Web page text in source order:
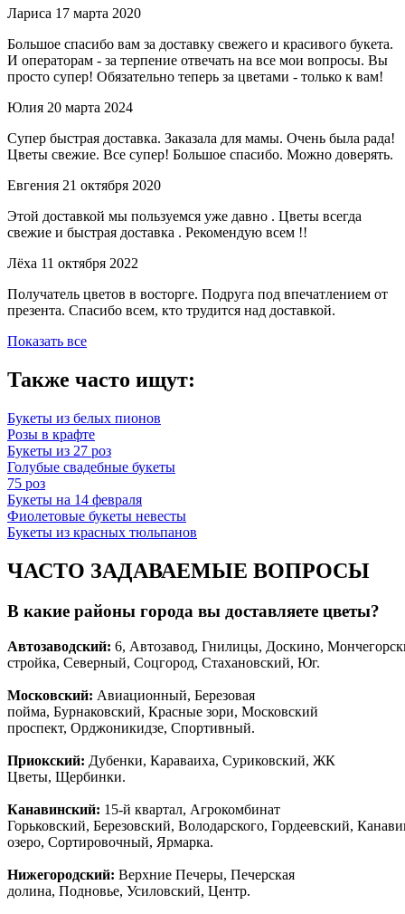
Лариса 17 марта 2020
Большое спасибо вам за доставку свежего и красивого букета.
И операторам - за терпение отвечать на все мои вопросы. Вы
просто супер! Обязательно теперь за цветами - только к вам!
Юлия 20 марта 2024
Супер быстрая доставка. Заказала для мамы. Очень была рада!
Цветы свежие. Все супер! Большое спасибо. Можно доверять.
Евгения 21 октября 2020
Этой доставкой мы пользуемся уже давно . Цветы всегда
свежие и быстрая доставка . Рекомендую всем !!
Лёха 11 октября 2022
Получатель цветов в восторге. Подруга под впечатлением от
презента. Спасибо всем, кто трудится над доставкой.
Показать все
Также часто ищут:
Букеты из белых пионов
Розы в крафте
Букеты из 27 роз
Голубые свадебные букеты
75 роз
Букеты на 14 февраля
Фиолетовые букеты невесты
Букеты из красных тюльпанов
ЧАСТО ЗАДАВАЕМЫЕ ВОПРОСЫ
В какие районы города вы доставляете цветы?
Автозаводский: 6, Автозавод, Гнилицы, Доскино,
стройка, Северный, Соцгород, Стахановский, Юг.
Московский: Авиационный, Березовая
пойма, Бурнаковский, Красные зори, Московский
проспект, Орджоникидзе, Спортивный.
Приокский: Дубенки, Караваиха, Суриковский, ЖК
Цветы, Щербинки.
Канавинский: 15-й квартал, Агрокомбинат
Горьковский, Березовский, Володарского, Гордеевский,
озеро, Сортировочный, Ярмарка.
Нижегородский: Верхние Печеры, Печерская
долина, Подновье, Усиловский, Центр.